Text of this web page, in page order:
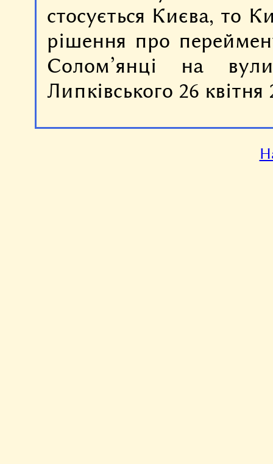
стосується Києва, то
рішення про
Солом’янці на
Липківського 26 квітня